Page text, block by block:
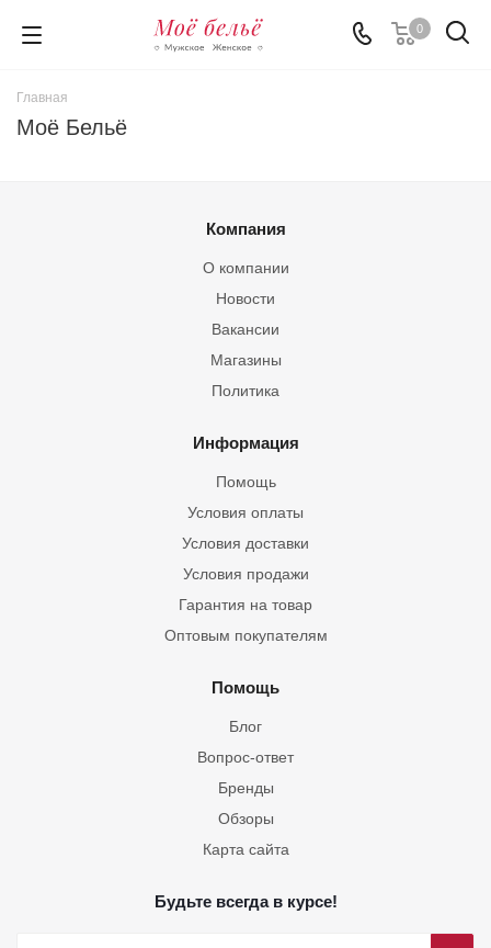
0
Главная
Моё Бельё
Компания
О компании
Новости
Вакансии
Магазины
Политика
Информация
Помощь
Условия оплаты
Условия доставки
Условия продажи
Гарантия на товар
Оптовым покупателям
Помощь
Блог
Вопрос-ответ
Бренды
Обзоры
Карта сайта
Будьте всегда в курсе!